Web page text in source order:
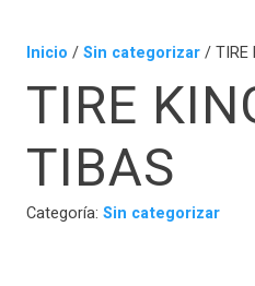
Inicio /Sin categorizar/ TIRE
TIRE
TIBAS
Categoría: Sin categorizar